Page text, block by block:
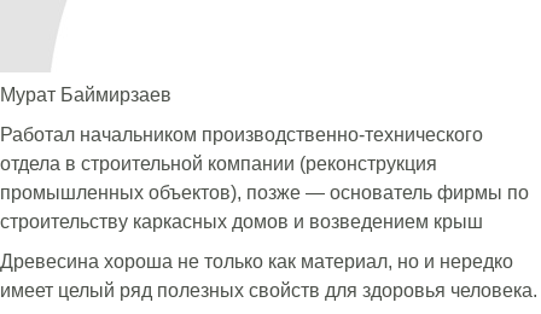
Мурат Баймирзаев
Работал начальником производственно-технического
отдела в строительной компании (реконструкция
промышленных объектов), позже — основатель фирмы по
строительству каркасных домов и возведением крыш
Древесина хороша не только как материал, но и нередко
имеет целый ряд полезных свойств для здоровья человека.